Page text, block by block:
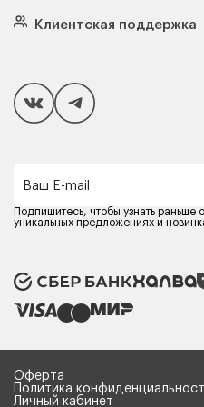
Подушки
Чехлы и наматрасники
Покупателям
Способы оплаты
Компания MOON
Оферта
Политика
Карьера в MOON
Клиентская поддержка
Ваш E-mail
Подпишитесь, чтобы узнать раньше
уникальных предложениях и
Оферта
Политика
Личный кабинет